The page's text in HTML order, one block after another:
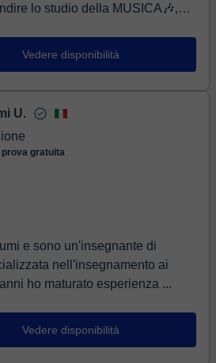
lo studio della MUSICA🎶,
e Fug...
Vedere disponibilità
U.
gratuita
e sono un'insegnante di
nell'insegnamento ai
ho maturato esperienza ...
Vedere disponibilità